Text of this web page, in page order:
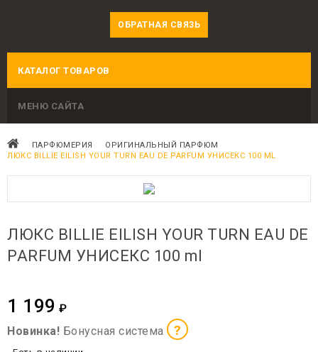
ОБРАТНАЯ СВЯЗЬ
КАТАЛОГ ТОВАРОВ
МЕНЮ САЙТА
ПАРФЮМЕРИЯ
ОРИГИНАЛЬНЫЙ ПАРФЮМ
ЛЮКС BILLIE EILISH YOUR TURN EAU DE PARFUM УНИСЕКС 100 ML
ЛЮКС BILLIE EILISH YOUR TURN EAU DE
PARFUM УНИСЕКС 100 ml
1 199 ₽
Новинка! Бонусная система ?